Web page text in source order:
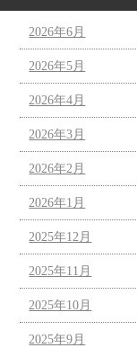
2026年6月
2026年5月
2026年4月
2026年3月
2026年2月
2026年1月
2025年12月
2025年11月
2025年10月
2025年9月